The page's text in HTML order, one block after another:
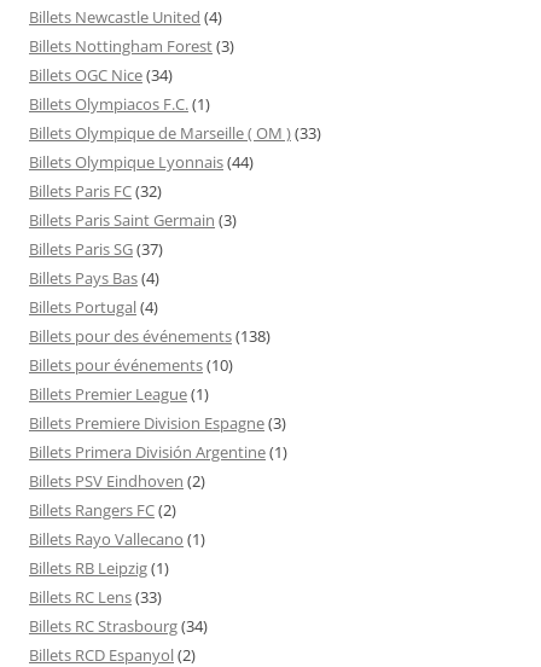
Billets Newcastle United (4)
Billets Nottingham Forest(3)
Billets OGC Nice(34)
Billets Olympiacos F.C.(1)
Billets Olympique de Marseille ( OM )(33)
Billets Olympique Lyonnais(44)
Billets Paris FC(32)
Billets Paris Saint Germain (3)
Billets Paris SG(37)
Billets Pays Bas(4)
Billets Portugal(4)
Billets pour des événements(138)
Billets pour événements(10)
Billets Premier League(1)
Billets Premiere Division Espagne(3)
Billets Primera División Argentine(1)
Billets PSV Eindhoven (2)
Billets Rangers FC(2)
Billets Rayo Vallecano (1)
Billets RB Leipzig(1)
Billets RC Lens(33)
Billets RC Strasbourg(34)
Billets RCD Espanyol(2)